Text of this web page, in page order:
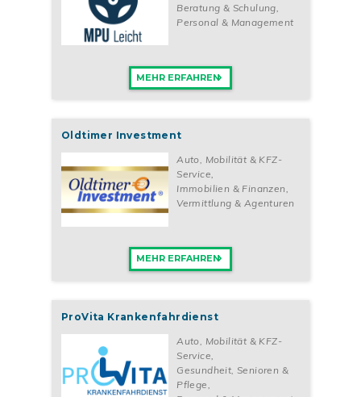
Beratung & Schulung
Personal & Management
MEHR ERFAHREN
Oldtimer Investment
Auto, Mobilität & KFZ-
Service,
Immobilien & Finanzen,
Vermittlung & Agenturen
MEHR ERFAHREN
ProVita Krankenfahrdienst
Auto, Mobilität & KFZ-
Service
Gesundheit, Senioren &
Pflege